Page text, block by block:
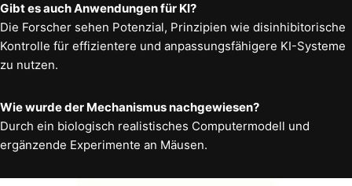
Gibt es auch Anwendungen für KI?
Die Forscher sehen Potenzial, Prinzipien wie disinhibitorische
Kontrolle für effizientere und anpassungsfähigere KI-Systeme
zu nutzen.
Wie wurde der Mechanismus nachgewiesen?
Durch ein biologisch realistisches Computermodell und
ergänzende Experimente an Mäusen.